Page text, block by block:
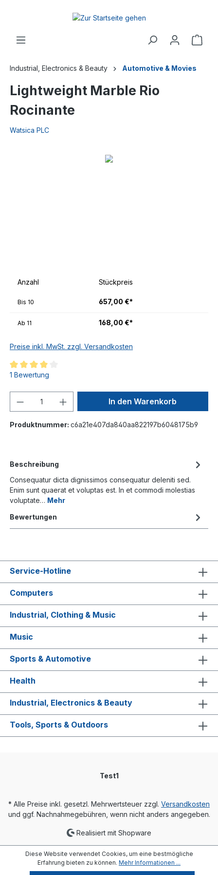
Industrial, Electronics & Beauty Automotive & Movies
Lightweight Marble Rio
Rocinante
Watsica PLC
Anzahl Stückpreis
Bis 10 657,00 €*
Ab 11 168,00 €*
Preise inkl. MwSt. zzgl. Versandkosten
1 Bewertung
In den Warenkorb
Produktnummer: c6a21e407da840aa822197b6048175b9
Beschreibung
Consequatur dicta dignissimos consequatur deleniti sed.
Enim sunt quaerat et voluptas est. In et commodi molestias
voluptate… Mehr
Bewertungen
Service-Hotline
Computers
Industrial, Clothing & Music
Music
Sports & Automotive
Health
Industrial, Electronics & Beauty
Tools, Sports & Outdoors
Test1
* Alle Preise inkl. gesetzl. Mehrwertsteuer zzgl. Versandkosten
und ggf. Nachnahmegebühren, wenn nicht anders angegeben.
Realisiert mit Shopware
Diese Website verwendet Cookies, um eine bestmögliche
Erfahrung bieten zu können. Mehr Informationen ...